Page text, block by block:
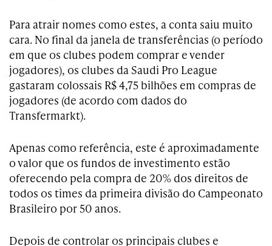
Para atrair nomes como estes, a conta saiu muito
cara. No final da janela de transferências (o período
em que os clubes podem comprar e vender
jogadores), os clubes da Saudi Pro League
gastaram colossais R$ 4,75 bilhões em compras de
jogadores (de acordo com dados do
Transfermarkt).
Apenas como referência, este é aproximadamente
o valor que os fundos de investimento estão
oferecendo pela compra de 20% dos direitos de
todos os times da primeira divisão do Campeonato
Brasileiro por 50 anos.
Depois de controlar os principais clubes e